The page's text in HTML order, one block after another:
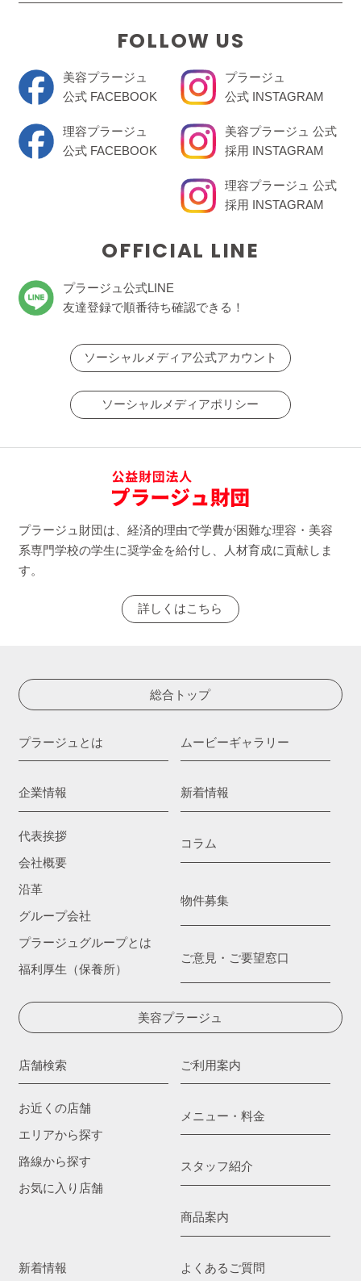
FOLLOW US
美容プラージュ
公式 FACEBOOK
理容プラージュ
公式 FACEBOOK
プラージュ
公式 INSTAGRAM
美容プラージュ 公式
採用 INSTAGRAM
理容プラージュ 公式
採用 INSTAGRAM
OFFICIAL LINE
プラージュ公式LINE
友達登録で順番待ち確認できる！
ソーシャルメディア公式アカウント
ソーシャルメディアポリシー
プラージュ財団は、経済的理由で学費が困難な理容・美容
系専門学校の学生に奨学金を給付し、人材育成に貢献しま
す。
詳しくはこちら
総合トップ
プラージュとは
企業情報
代表挨拶
会社概要
沿革
グループ会社
プラージュグループとは
福利厚生（保養所）
ムービーギャラリー
新着情報
コラム
物件募集
ご意見・ご要望窓口
美容プラージュ
店舗検索
お近くの店舗
エリアから探す
路線から探す
お気に入り店舗
ご利用案内
メニュー・料金
スタッフ紹介
商品案内
新着情報 よくあるご質問